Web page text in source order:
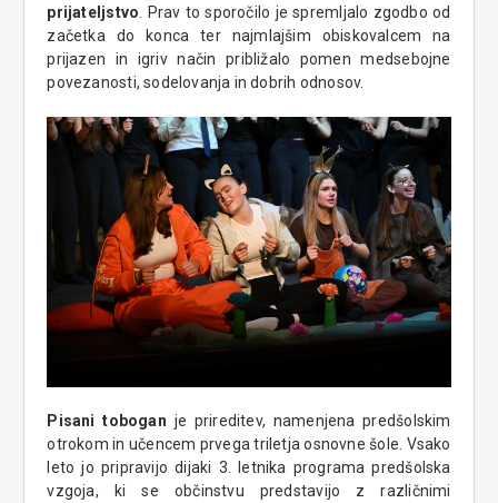
prijateljstvo. Prav to sporočilo je spremljalo zgodbo od
začetka do konca ter najmlajšim obiskovalcem na
prijazen in igriv način približalo pomen medsebojne
povezanosti, sodelovanja in dobrih odnosov.
Pisani tobogan je prireditev, namenjena predšolskim
otrokom in učencem prvega triletja osnovne šole. Vsako
leto jo pripravijo dijaki 3. letnika programa predšolska
vzgoja, ki se občinstvu predstavijo z različnimi